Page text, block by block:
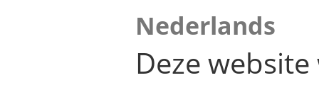
Nederlands
Deze